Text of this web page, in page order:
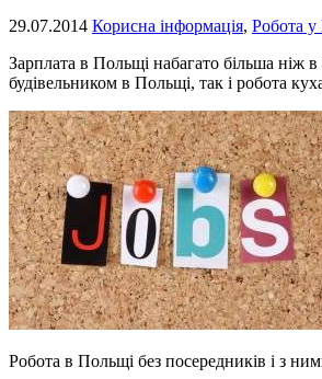
29.07.2014 Корисна інформація, Робота
Зарплата в Польщі набагато більша ніж
будівельником в Польщі, так і робота
Робота в Польщі без посередників і з